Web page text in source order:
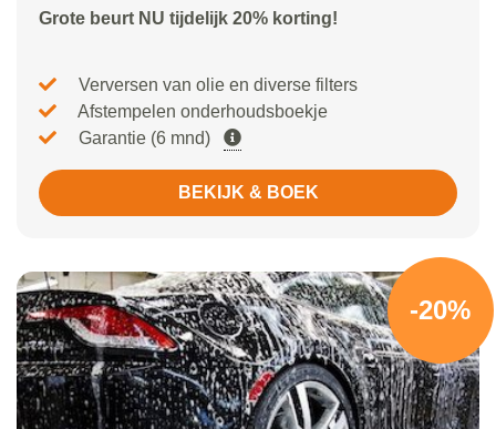
Grote beurt NU tijdelijk 20% korting!
Verversen van olie en diverse filters
Afstempelen onderhoudsboekje
Garantie (6 mnd)
BEKIJK & BOEK
-20%